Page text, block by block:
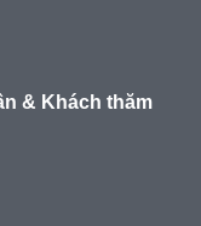
& Khách thăm